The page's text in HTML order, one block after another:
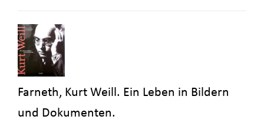
Farneth, Kurt Weill. Ein Leben in Bildern
und Dokumenten.